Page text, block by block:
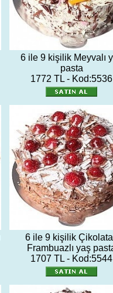
6 ile 9 kişilik Meyvalı
pasta
1772 TL - Kod:5536
6 ile 9 kişilik
Frambuazlı yaş
1707 TL - Kod:5544